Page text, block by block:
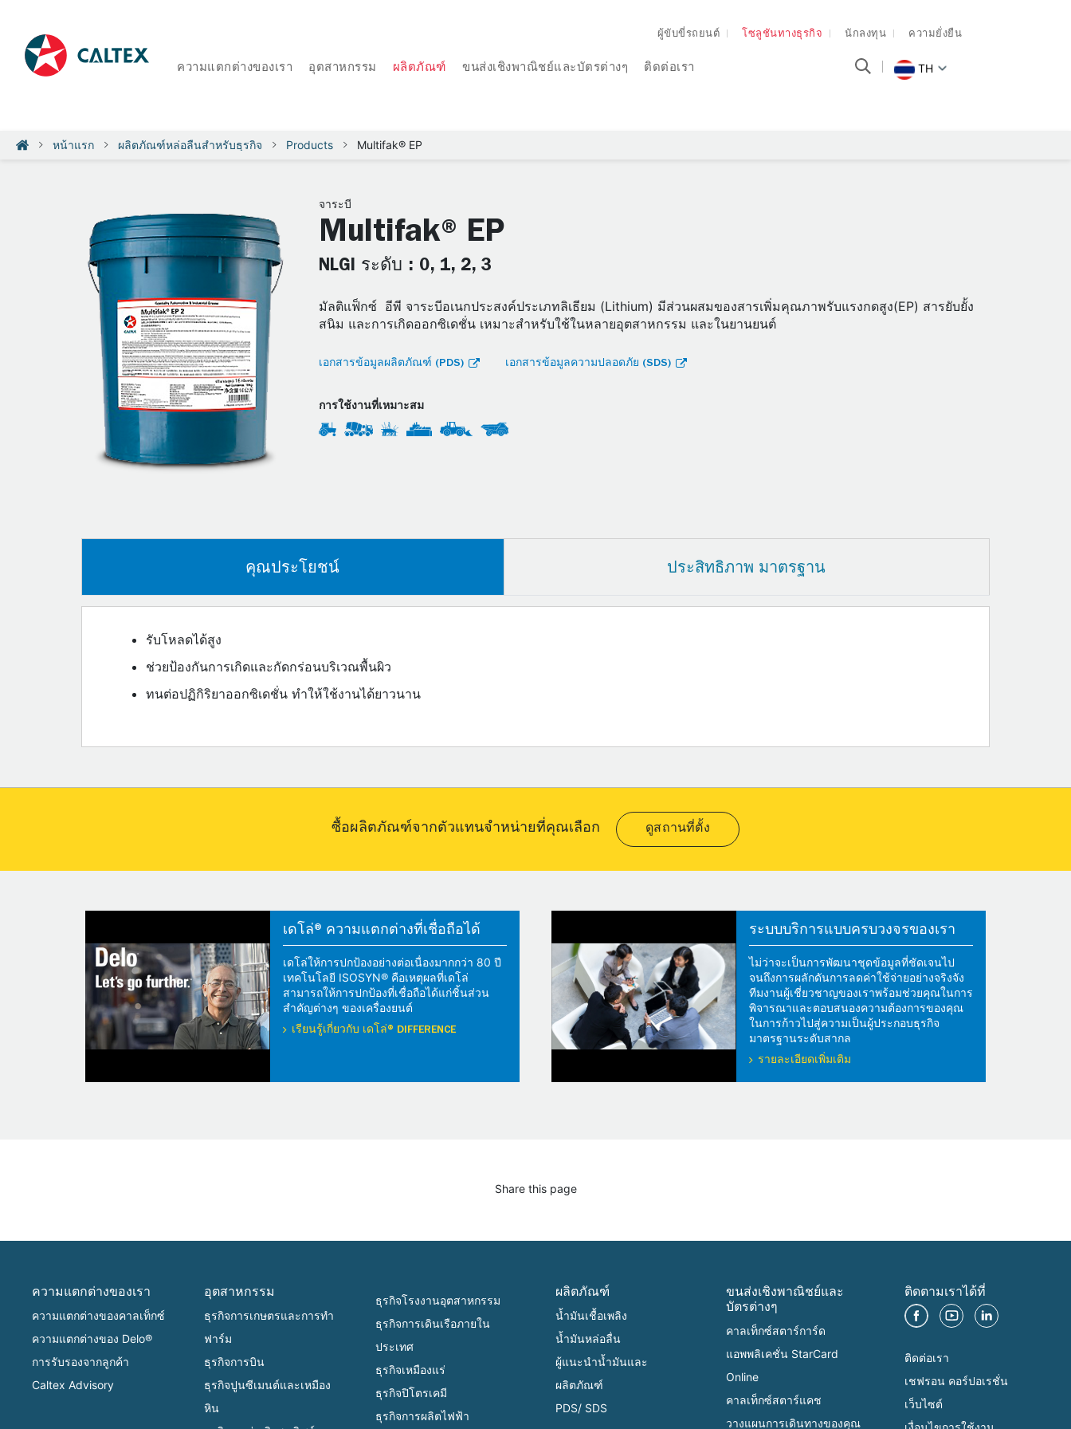
ผู้ขับขี่รถยนต์ โซลูชันทางธุรกิจ นักลงทุน ความยั่งยืน
ความแตกต่างของเรา อุตสาหกรรม ผลิตภัณฑ์ ขนส่งเชิงพาณิชย์และบัตรต่างๆ ติดต่อเรา TH
หน้าแรก ผลิตภัณฑ์หล่อลื่นสำหรับธุรกิจ Products Multifak® EP
จาระบี
Multifak® EP
NLGI ระดับ : 0, 1, 2, 3
มัลติแฟ็กซ์ อีพี จาระบีอเนกประสงค์ประเภทลิเธียม (Lithium) มีส่วนผสมของสารเพิ่มคุณภาพรับแรงกดสูง(EP) สารยับยั้ง
สนิม และการเกิดออกซิเดชั่น เหมาะสำหรับใช้ในหลายอุตสาหกรรม และในยานยนต์
เอกสารข้อมูลผลิตภัณฑ์ (PDS) เอกสารข้อมูลความปลอดภัย (SDS)
การใช้งานที่เหมาะสม
คุณประโยชน์ ประสิทธิภาพ มาตรฐาน
รับโหลดได้สูง
ช่วยป้องกันการเกิดและกัดกร่อนบริเวณพื้นผิว
ทนต่อปฏิกิริยาออกซิเดชั่น ทำให้ใช้งานได้ยาวนาน
ซื้อผลิตภัณฑ์จากตัวแทนจำหน่ายที่คุณเลือก ดูสถานที่ตั้ง
เดโล่® ความแตกต่างที่เชื่อถือได้
เดโล่ให้การปกป้องอย่างต่อเนื่องมากกว่า 80 ปี
เทคโนโลยี ISOSYN® คือเหตุผลที่เดโล่
สามารถให้การปกป้องที่เชื่อถือได้แก่ชิ้นส่วน
สำคัญต่างๆ ของเครื่องยนต์
เรียนรู้เกี่ยวกับ เดโล่® DIFFERENCE
ระบบบริการแบบครบวงจรของเรา
ไม่ว่าจะเป็นการพัฒนาชุดข้อมูลที่ชัดเจนไป
จนถึงการผลักดันการลดค่าใช้จ่ายอย่างจริงจัง
ทีมงานผู้เชี่ยวชาญของเราพร้อมช่วยคุณในการ
พิจารณาและตอบสนองความต้องการของคุณ
ในการก้าวไปสู่ความเป็นผู้ประกอบธุรกิจ
มาตรฐานระดับสากล
รายละเอียดเพิ่มเติม
Share this page
ความแตกต่างของเรา
ความแตกต่างของคาลเท็กซ์
ความแตกต่างของ Delo®
การรับรองจากลูกค้า
Caltex Advisory
อุตสาหกรรม
ธุรกิจการเกษตรและการทำ
ฟาร์ม
ธุรกิจการบิน
ธุรกิจปูนซีเมนต์และเหมือง
หิน
ธุรกิจโรงงานอุตสาหกรรม
ธุรกิจการเดินเรือภายใน
ประเทศ
ธุรกิจเหมืองแร่
ธุรกิจปิโตรเคมี
ธุรกิจการผลิตไฟฟ้า
ผลิตภัณฑ์
น้ำมันเชื้อเพลิง
น้ำมันหล่อลื่น
ผู้แนะนำน้ำมันและ
ผลิตภัณฑ์
PDS/ SDS
ขนส่งเชิงพาณิชย์และ
บัตรต่างๆ
คาลเท็กซ์สตาร์การ์ด
แอพพลิเคชั่น StarCard
Online
คาลเท็กซ์สตาร์แคช
วางแผนการเดินทางของคุณ
ติดตามเราได้ที่
ติดต่อเรา
เชฟรอน คอร์ปอเรชั่น
เว็บไซต์